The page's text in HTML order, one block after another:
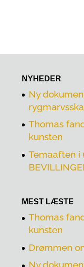
NYHEDER
Ny
Thomas
kunsten
Temaaften i
MEST LÆSTE
Thomas
kunsten
Drømmen
Ny